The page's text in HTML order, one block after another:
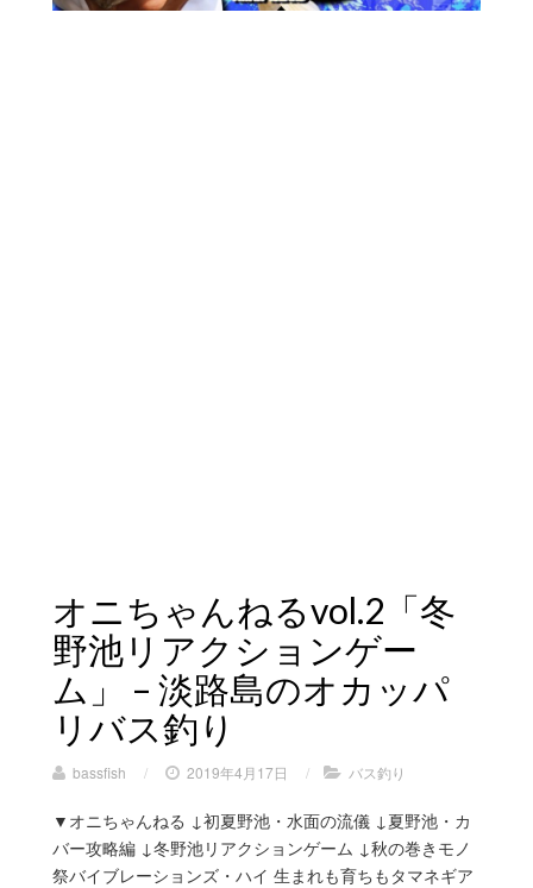
オニちゃんねるvol.2「冬
野池リアクションゲー
ム」 – 淡路島のオカッパ
リバス釣り
bassfish / 2019年4月17日 / バス釣り
▼オニちゃんねる ↓初夏野池・水面の流儀 ↓夏野池・カ
バー攻略編 ↓冬野池リアクションゲーム ↓秋の巻きモノ
祭バイブレーションズ・ハイ 生まれも育ちもタマネギア